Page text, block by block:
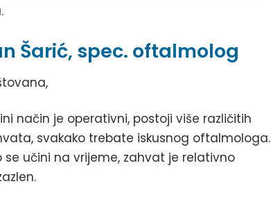
Šarić, spec. oftalmolog
način je operativni, postoji više različitih
svakako trebate iskusnog oftalmologa.
se učini na vrijeme, zahvat je relativno